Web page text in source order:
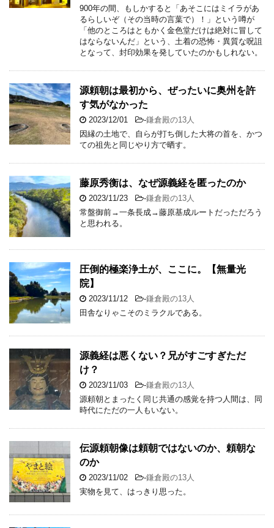
900年の間、もしかすると「あそこにはミイラがあ
るらしいぞ（その当時の言葉で）！」という噂が
「他のところはともかく金色堂だけは絶対に冒して
はならないんだ」という、土着の恐怖・異質な呪詛
となって、封印効果を発していたのかもしれない。
源頼朝は最初から、ぜったいに奥州を許
す気がなかった
2023/12/01 -鎌倉殿の13人
因縁の土地で、自らが打ち倒した大将の首を、かつ
ての祖先と同じやり方で晒す。
藤原秀衡は、なぜ源義経を匿ったのか
2023/11/23 -鎌倉殿の13人
常盤御前→一条長成→藤原基成ルートだっただろう
と思われる。
圧倒的極楽浄土が、ここに。【無量光
院】
2023/11/12 -鎌倉殿の13人
田舎なりゃこそのミラクルである。
源義経は悪くない？兄がすごすぎただ
け？
2023/11/03 -鎌倉殿の13人
源頼朝とまったく同じ共通の感覚を持つ人間は、同
時代にただの一人もいない。
伝源頼朝像は頼朝ではないのか、頼朝な
のか
2023/11/02 -鎌倉殿の13人
実物を見て、はっきり思った。